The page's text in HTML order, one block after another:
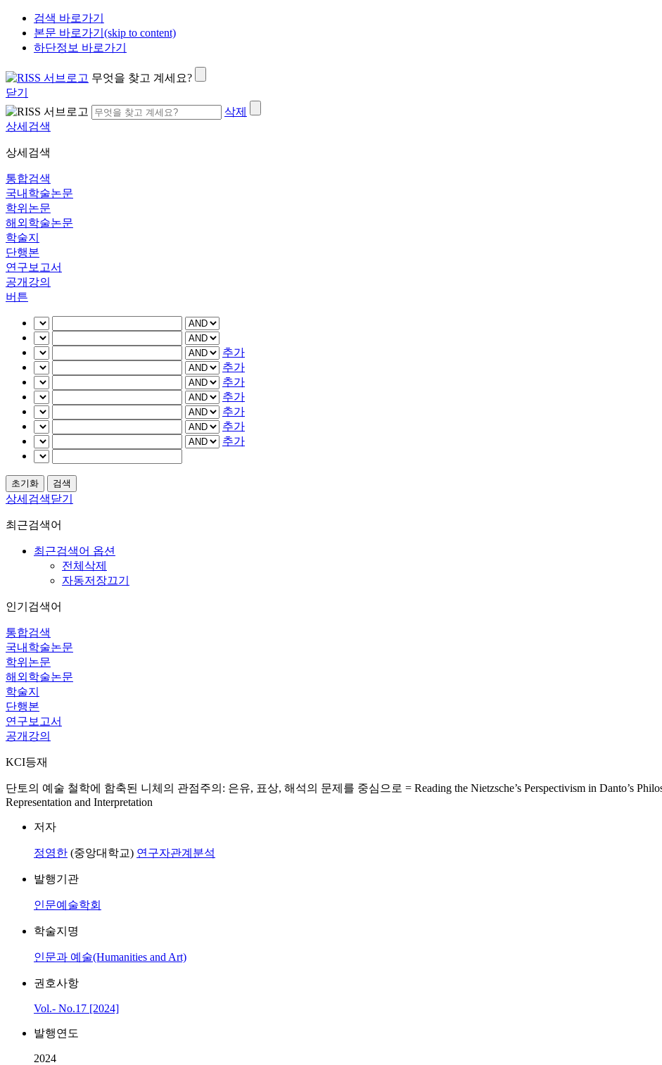
검색 바로가기
본문 바로가기(skip to content)
하단정보 바로가기
무엇을 찾고 계세요?
닫기
삭제
상세검색
상세검색
통합검색
국내학술논문
학위논문
해외학술논문
학술지
단행본
연구보고서
공개강의
버튼
추가
추가
추가
추가
추가
추가
추가
상세검색닫기
최근검색어
최근검색어 옵션
전체삭제
자동저장끄기
인기검색어
통합검색
국내학술논문
학위논문
해외학술논문
학술지
단행본
연구보고서
공개강의
KCI등재
단토의 예술 철학에 함축된 니체의 관점주의: 은유, 표상, 해석의 문제를 중심으로 = Reading the Nietzsche’s Perspectivism in Danto’s
Representation and Interpretation
저자
정영한 (중앙대학교) 연구자관계분석
발행기관
인문예술학회
학술지명
인문과 예술(Humanities and Art)
권호사항
Vol.- No.17 [2024]
발행연도
2024